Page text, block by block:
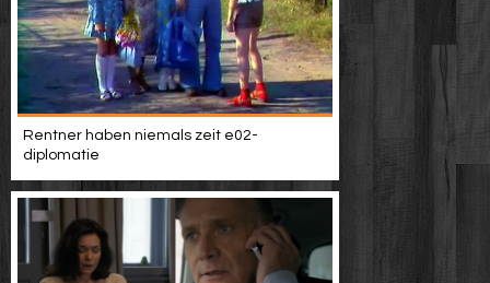
Rentner haben niemals zeit e02-
diplomatie